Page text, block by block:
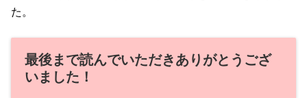
た。
最後まで読んでいただきありがとうござ
いました！